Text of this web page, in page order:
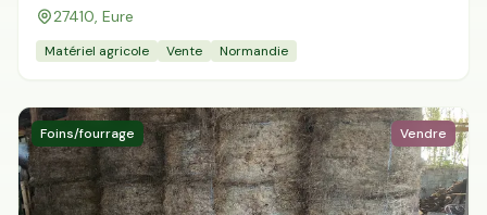
27410, Eure
Matériel agricole Vente Normandie
Foins/fourrage Vendre